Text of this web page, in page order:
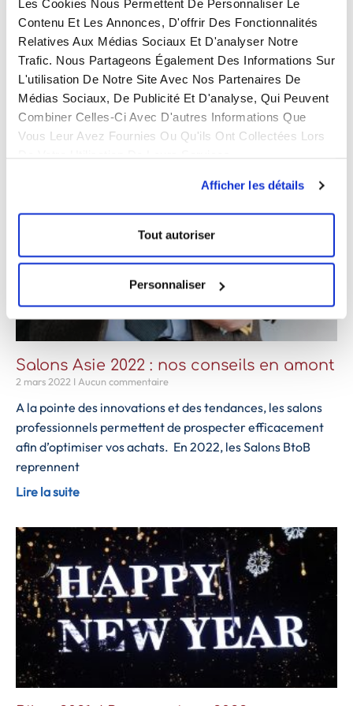
Les Cookies Nous Permettent De Personnaliser Le
Contenu Et Les Annonces, D'offrir Des Fonctionnalités
Relatives Aux Médias Sociaux Et D'analyser Notre
Trafic. Nous Partageons Également Des Informations Sur
L'utilisation De Notre Site Avec Nos Partenaires De
Médias Sociaux, De Publicité Et D'analyse, Qui Peuvent
Combiner Celles-Ci Avec D'autres Informations Que
Vous Leur Avez Fournies Ou Qu'ils Ont Collectées Lors
Afficher les détails
Tout autoriser
Personnaliser
Cas clients : la preuve par l’exemple
6 juillet 2022 Aucun commentaire
A l’origine de toute relation commerciale, il y a une
demande client. Selon la problématique, les équipes
Eastwise vont ensuite travailler d’arrache-pied pour vous
apporter
Lire la suite
Salons Asie 2022 : nos conseils en amont
2 mars 2022 Aucun commentaire
A la pointe des innovations et des tendances, les salons
professionnels permettent de prospecter efficacement
afin d’optimiser vos achats. En 2022, les Salons BtoB
reprennent
Lire la suite